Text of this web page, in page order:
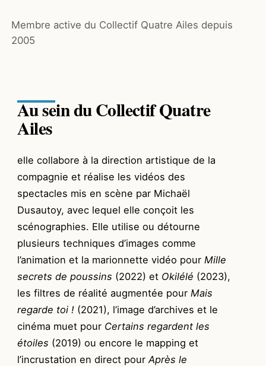
Membre active du Collectif Quatre Ailes depuis
2005
Au sein du Collectif Quatre
Ailes
elle collabore à la direction artistique de la
compagnie et réalise les vidéos des
spectacles mis en scène par Michaël
Dusautoy, avec lequel elle conçoit les
scénographies. Elle utilise ou détourne
plusieurs techniques d’images comme
l’animation et la marionnette vidéo pour Mille
secrets de poussins (2022) et Okilélé (2023),
les filtres de réalité augmentée pour Mais
regarde toi ! (2021), l’image d’archives et le
cinéma muet pour Certains regardent les
étoiles (2019) ou encore le mapping et
l’incrustation en direct pourAprès le